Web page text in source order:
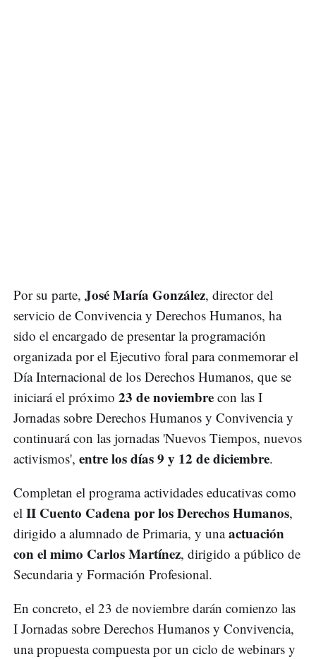
Por su parte, José María González, director del
servicio de Convivencia y Derechos Humanos, ha
sido el encargado de presentar la programación
organizada por el Ejecutivo foral para conmemorar el
Día Internacional de los Derechos Humanos, que se
iniciará el próximo 23 de noviembre con las I
Jornadas sobre Derechos Humanos y Convivencia y
continuará con las jornadas 'Nuevos Tiempos, nuevos
activismos', entre los días 9 y 12 de diciembre.
Completan el programa actividades educativas como
el II Cuento Cadena por los Derechos Humanos,
dirigido a alumnado de Primaria, y unaactuación
con el mimo Carlos Martínez, dirigido a público de
Secundaria y Formación Profesional.
En concreto, el 23 de noviembre darán comienzo las
I Jornadas sobre Derechos Humanos y Convivencia,
una propuesta compuesta por un ciclo de webinars y